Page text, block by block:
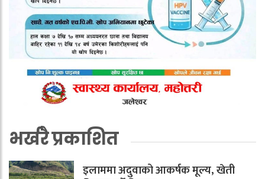
भर्खरै प्रकाशित
इलाममा अदुवाको आकर्षक मूल्य, खेती